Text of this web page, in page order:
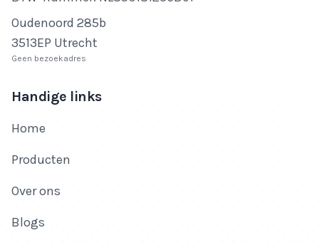
Adres
Oudenoord 285b
3513EP Utrecht
Geen bezoekadres
Handige links
Home
Producten
Over ons
Blogs